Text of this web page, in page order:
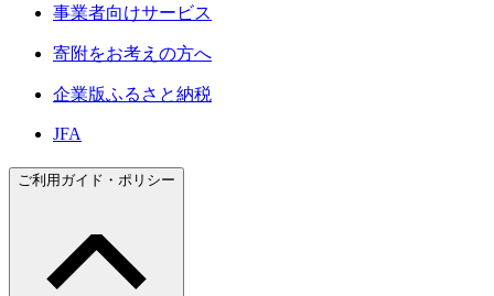
事業者向けサービス
寄附をお考えの方へ
企業版ふるさと納税
JFA
ご利用ガイド・ポリシー